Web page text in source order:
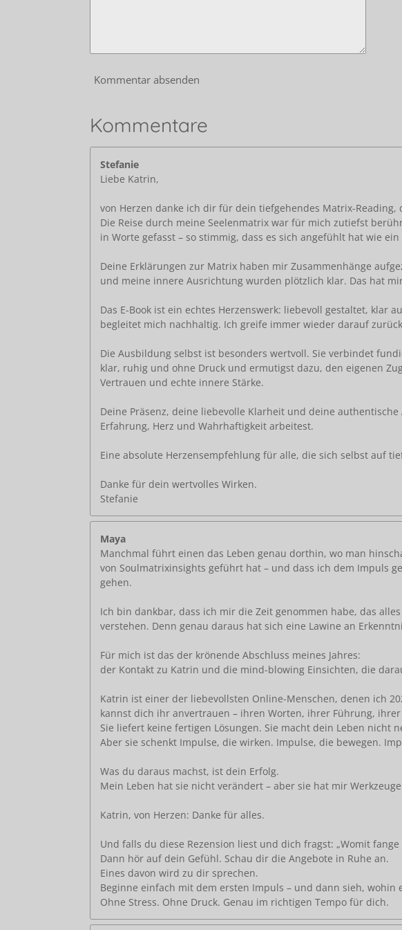
Kommentar absenden
Kommentare
Stefanie
Liebe Katrin,
von Herzen danke ich dir für dein tiefgehendes Matrix-
Die Reise durch meine Seelenmatrix war für mich zutiefst
in Worte gefasst – so stimmig, dass es sich angefühlt hat wie
Deine Erklärungen zur Matrix haben mir Zusammenhänge
und meine innere Ausrichtung wurden plötzlich klar. Das hat
Das E-Book ist ein echtes Herzenswerk: liebevoll gestaltet,
begleitet mich nachhaltig. Ich greife immer wieder darauf
Die Ausbildung selbst ist besonders wertvoll. Sie verbindet
klar, ruhig und ohne Druck und ermutigst dazu, den eigenen
Vertrauen und echte innere Stärke.
Deine Präsenz, deine liebevolle Klarheit und deine
Erfahrung, Herz und Wahrhaftigkeit arbeitest.
Eine absolute Herzensempfehlung für alle, die sich selbst auf
Danke für dein wertvolles Wirken.
Stefanie
Maya
Manchmal führt einen das Leben genau dorthin, wo man
von Soulmatrixinsights geführt hat – und dass ich dem Impuls
gehen.
Ich bin dankbar, dass ich mir die Zeit genommen habe, das
verstehen. Denn genau daraus hat sich eine Lawine an
Für mich ist das der krönende Abschluss meines Jahres:
der Kontakt zu Katrin und die mind-blowing Einsichten, die
Katrin ist einer der liebevollsten Online-Menschen, denen ich
kannst dich ihr anvertrauen – ihren Worten, ihrer Führung,
Sie liefert keine fertigen Lösungen. Sie macht dein Leben nicht
Aber sie schenkt Impulse, die wirken. Impulse, die bewegen.
Was du daraus machst, ist dein Erfolg.
Mein Leben hat sie nicht verändert – aber sie hat mir
Katrin, von Herzen: Danke für alles.
Und falls du diese Rezension liest und dich fragst: „Womit fange
Dann hör auf dein Gefühl. Schau dir die Angebote in Ruhe an.
Eines davon wird zu dir sprechen.
Beginne einfach mit dem ersten Impuls – und dann sieh, wohin
Ohne Stress. Ohne Druck. Genau im richtigen Tempo für dich.